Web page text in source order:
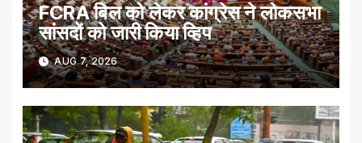
FCRA बिल को लेकर कांग्रेस ने लोकसभा
सांसदों को जारी किया व्हिप
AUG 7, 2026